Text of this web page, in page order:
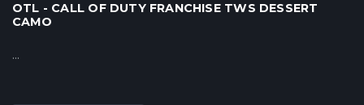
OTL - CALL OF DUTY FRANCHISE TWS DESSERT
CAMO
...